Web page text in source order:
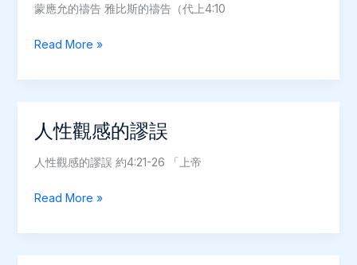
蒙應允的禱告 雅比斯的禱告（代上4:10
蒙
允
禱
告
Read More »
人性觀感的謬誤
人性觀感的謬誤 約4:21-26 「上帝
人
觀
Read More »